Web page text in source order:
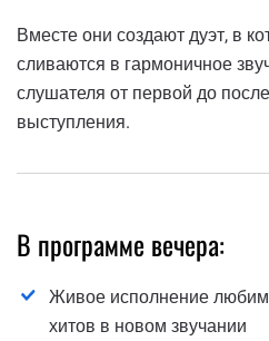
Вместе они создают дуэт, в
сливаются в гармоничное
слушателя от первой до
выступления.
В программе вечера:
Живое исполнение
хитов в новом звучании